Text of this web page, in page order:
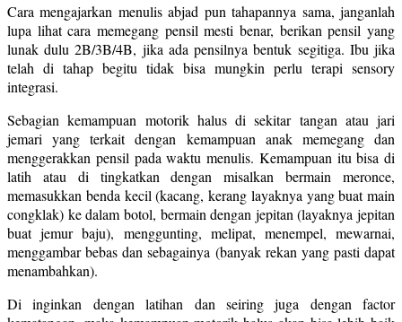
Cara mengajarkan menulis abjad pun tahapannya sama, janganlah
lupa lihat cara memegang pensil mesti benar, berikan pensil yang
lunak dulu 2B/3B/4B, jika ada pensilnya bentuk segitiga. Ibu jika
telah di tahap begitu tidak bisa mungkin perlu terapi sensory
integrasi.
Sebagian kemampuan motorik halus di sekitar tangan atau jari
jemari yang terkait dengan kemampuan anak memegang dan
menggerakkan pensil pada waktu menulis. Kemampuan itu bisa di
latih atau di tingkatkan dengan misalkan bermain meronce,
memasukkan benda kecil (kacang, kerang layaknya yang buat main
congklak) ke dalam botol, bermain dengan jepitan (layaknya jepitan
buat jemur baju), menggunting, melipat, menempel, mewarnai,
menggambar bebas dan sebagainya (banyak rekan yang pasti dapat
menambahkan).
Di inginkan dengan latihan dan seiring juga dengan factor